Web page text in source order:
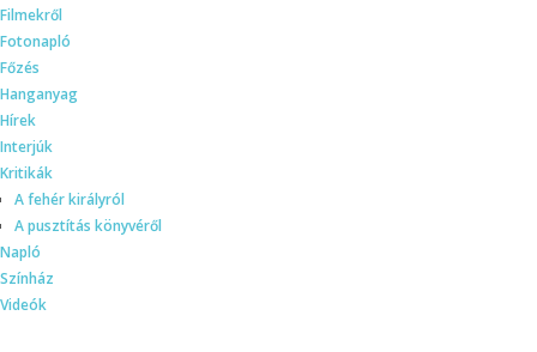
Filmekről
Fotonapló
Főzés
Hanganyag
Hírek
Interjúk
Kritikák
A fehér királyról
A pusztítás könyvéről
Napló
Színház
Videók